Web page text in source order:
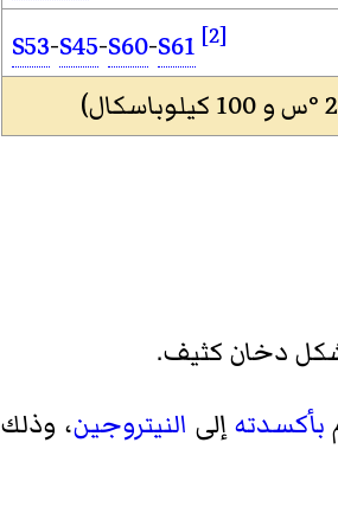
S53-S45-S60-S61 [2]
بأكسدته إلى النيتروجين، وذلك